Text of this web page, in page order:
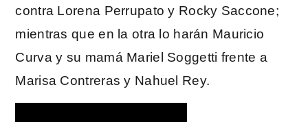
contra Lorena Perrupato y Rocky Saccone;
mientras que en la otra lo harán Mauricio
Curva y su mamá Mariel Soggetti frente a
Marisa Contreras y Nahuel Rey.